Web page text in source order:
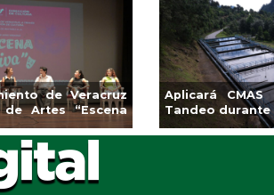
de Veracruz
Artes “Escena
Aplicará
Tandeo